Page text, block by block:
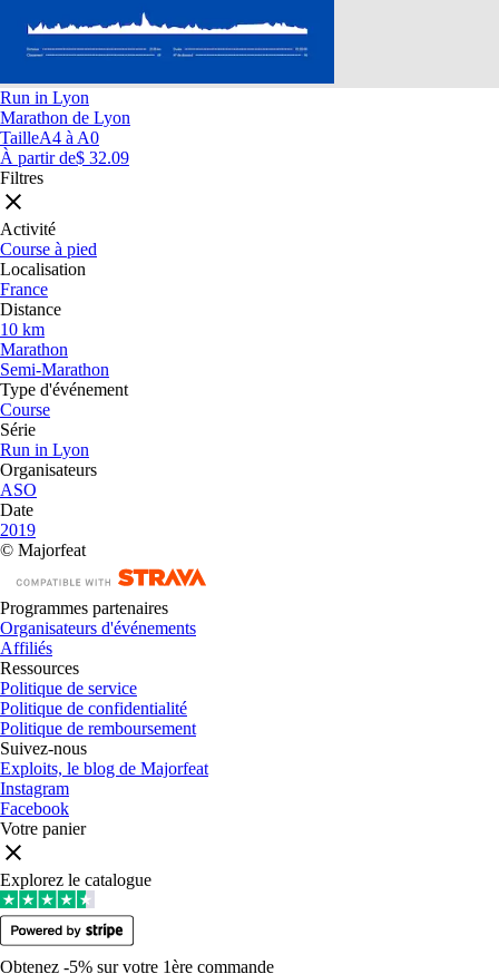
Run in Lyon
Marathon de Lyon
TailleA4 à A0
À partir de$ 32.09
Filtres
Activité
Course à pied
Localisation
France
Distance
10 km
Marathon
Semi-Marathon
Type d'événement
Course
Série
Run in Lyon
Organisateurs
ASO
Date
2019
© Majorfeat
Programmes partenaires
Organisateurs d'événements
Affiliés
Ressources
Politique de service
Politique de confidentialité
Politique de remboursement
Suivez-nous
Exploits, le blog de Majorfeat
Instagram
Facebook
Votre panier
Explorez le catalogue
Obtenez -5% sur votre 1ère commande